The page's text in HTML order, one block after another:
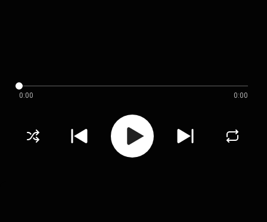
0:00 0:00